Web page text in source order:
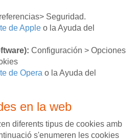
Seguridad.
de Apple o la Ayuda del
Configuración > Opciones
de Opera o la Ayuda del
en la web
diferents tipus de cookies amb
s'enumeren les cookies